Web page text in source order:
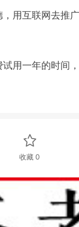
用互联网去推
用一年的时间
收藏 0